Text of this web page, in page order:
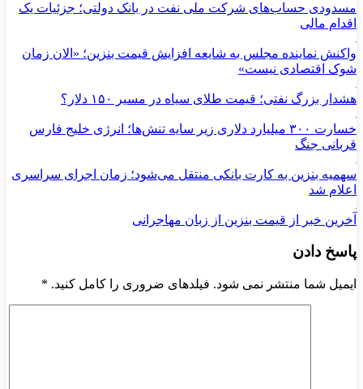
مسدودی حساب‌های شرکت ملی نفت در بانک دولتی؛ جزئیات یک
اقدام مالی
واکنش نماینده مجلس به شایعه افزایش قیمت بنزین؛ «الان زمان
شوک اقتصادی نیست»
هشدار بزرگ نفتی؛ قیمت طلای سیاه در مسیر ۱۵۰ دلار؟
خسارت ۳۰۰ میلیارد دلاری زیر سایه تنش‌ها؛ انرژی خلیج فارس
قربانی جنگ
سهمیه بنزین به کارت بانکی منتقل می‌شود؛ زمان اجرای سراسری
اعلام شد
آخرین خبر از قیمت بنزین از زبان مهاجرانی
پاسخ دادن
ایمیل شما منتشر نمی شود. فیلدهای ضروری را کامل کنید. *